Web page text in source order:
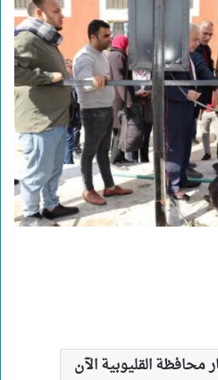
محافظة القليوبية الآن